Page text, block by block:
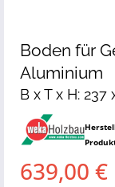
Boden für
Aluminium
B x T x H:
639,00 €